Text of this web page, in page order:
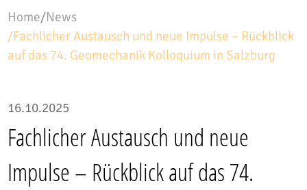
Home/News
/Fachlicher Austausch und neue Impulse – Rückblick
auf das 74. Geomechanik Kolloquium in Salzburg
16.10.2025
Fachlicher Austausch und neue
Impulse – Rückblick auf das 74.